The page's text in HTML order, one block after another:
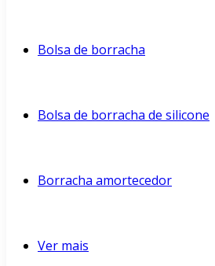
Bolsa de borracha
Bolsa de borracha de silicone
Borracha amortecedor
Ver mais